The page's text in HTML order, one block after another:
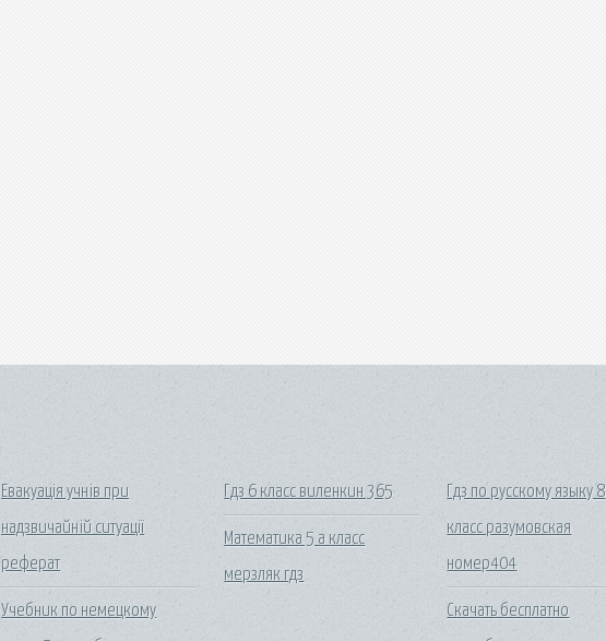
Евакуація учнів при
надзвичайній ситуації
реферат
Учебник по немецкому
Гдз 6 класс виленкин 365
Математика 5 а класс
мерзляк гдз
Гдз по русскому языку 8
класс разумовская
номер404
Скачать бесплатно